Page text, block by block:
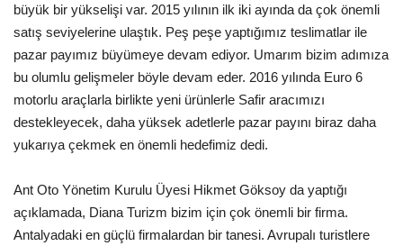
büyük bir yükselişi var. 2015 yılının ilk iki ayında da çok önemli
satış seviyelerine ulaştık. Peş peşe yaptığımız teslimatlar ile
pazar payımız büyümeye devam ediyor. Umarım bizim adımıza
bu olumlu gelişmeler böyle devam eder. 2016 yılında Euro 6
motorlu araçlarla birlikte yeni ürünlerle Safir aracımızı
destekleyecek, daha yüksek adetlerle pazar payını biraz daha
yukarıya çekmek en önemli hedefimiz dedi.
Ant Oto Yönetim Kurulu Üyesi Hikmet Göksoy da yaptığı
açıklamada, Diana Turizm bizim için çok önemli bir firma.
Antalyadaki en güçlü firmalardan bir tanesi. Avrupalı turistlere